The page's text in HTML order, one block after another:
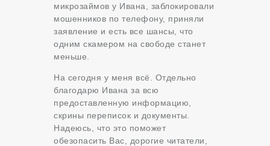
микрозаймов у Ивана, заблокировали
мошенников по телефону, приняли
заявление и есть все шансы, что
одним скамером на свободе станет
меньше.
На сегодня у меня всё. Отдельно
благодарю Ивана за всю
предоставленную информацию,
скрины переписок и документы.
Надеюсь, что это поможет
обезопасить Вас, дорогие читатели,